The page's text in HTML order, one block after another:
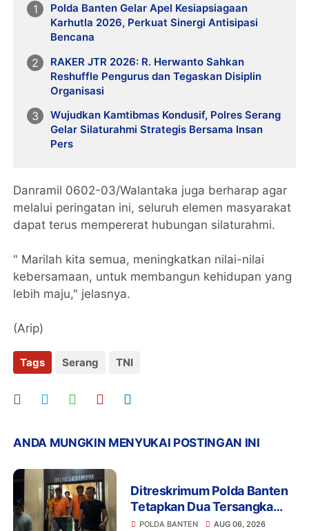
Polda Banten Gelar Apel Kesiapsiagaan
Karhutla 2026, Perkuat Sinergi Antisipasi
Bencana
RAKER JTR 2026: R. Herwanto Sahkan
Reshuffle Pengurus dan Tegaskan Disiplin
Organisasi
Wujudkan Kamtibmas Kondusif, Polres Serang
Gelar Silaturahmi Strategis Bersama Insan
Pers
Danramil 0602-03/Walantaka juga berharap agar
melalui peringatan ini, seluruh elemen masyarakat
dapat terus mempererat hubungan silaturahmi.
" Marilah kita semua, meningkatkan nilai-nilai
kebersamaan, untuk membangun kehidupan yang
lebih maju," jelasnya.
(Arip)
Tags Serang TNI
ANDA MUNGKIN MENYUKAI POSTINGAN INI
Ditreskrimum Polda Banten
Tetapkan Dua Tersangka
Kasus Aksi Anarkis dan
POLDA BANTEN AUG 06, 2026